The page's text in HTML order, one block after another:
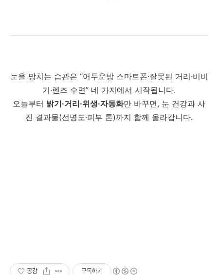
눈을 망치는 습관은 “어두운방 스마트폰·잘못된 거리·비비
기·렌즈 수면” 네 가지에서 시작됩니다.
오늘부터 밝기·거리·위생·자동화만 바꾸면, 눈 건강과 사
진 결과물(선명도·피부 톤)까지 함께 올라갑니다.
공감 구독하기